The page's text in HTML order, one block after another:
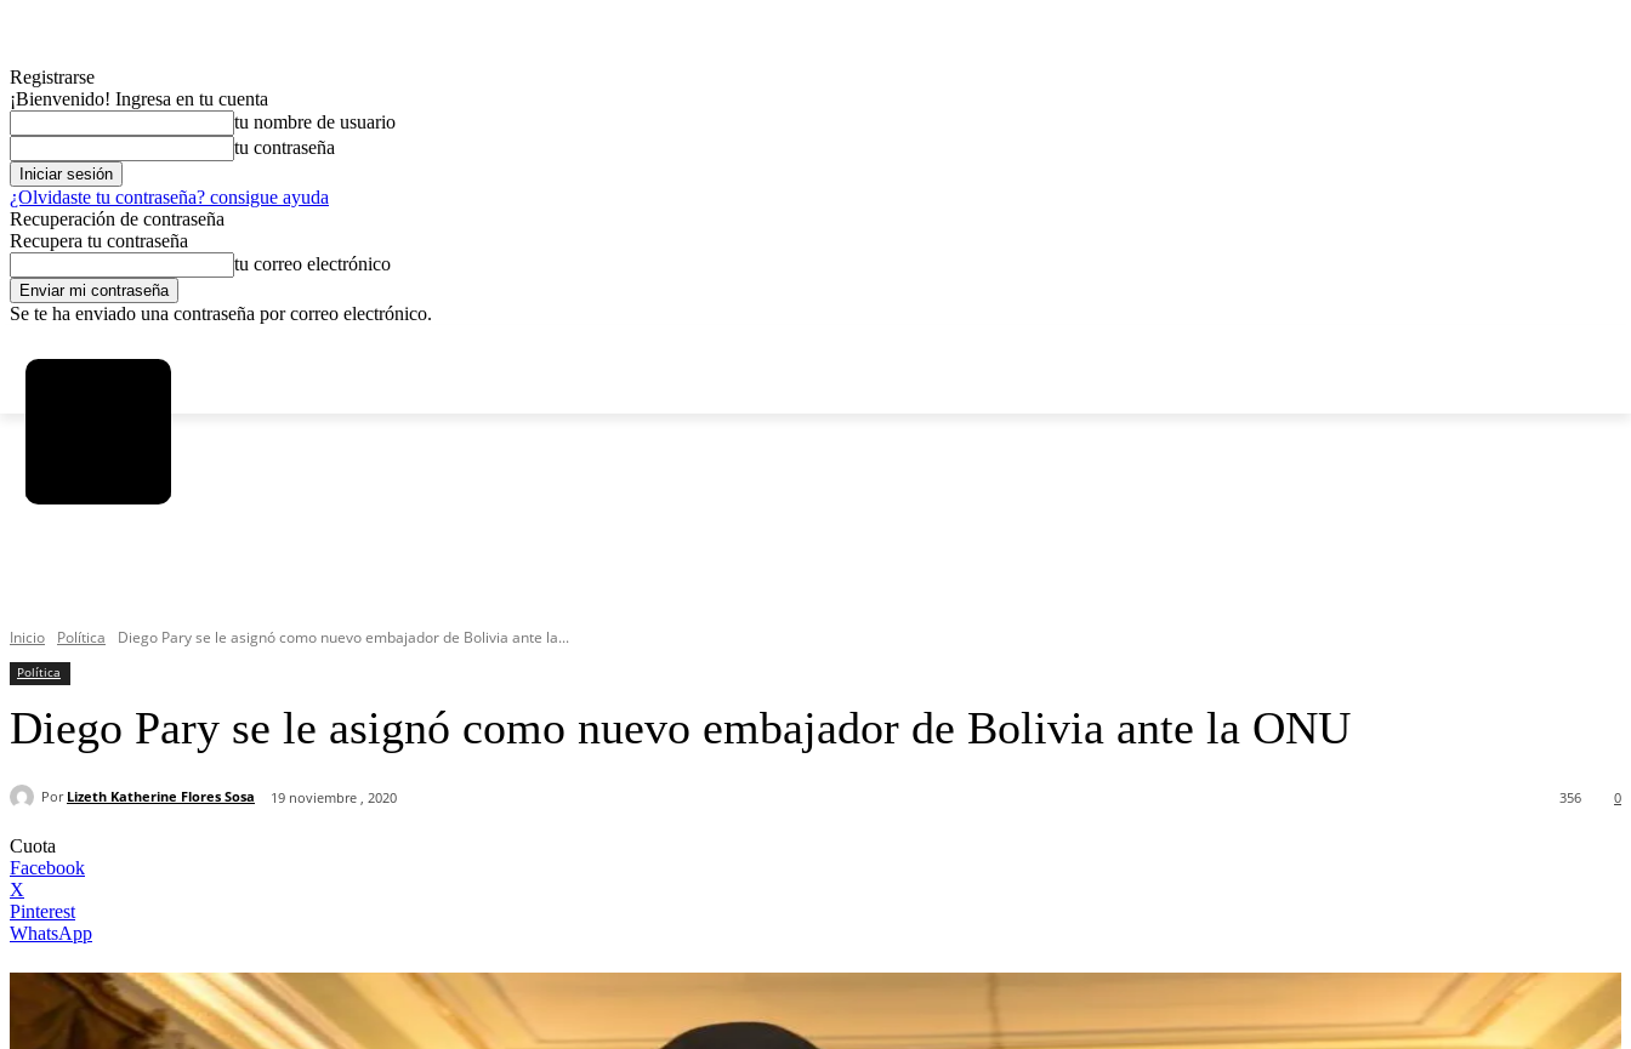
Registrarse
¡Bienvenido! Ingresa en tu cuenta
tu nombre de usuario
tu contraseña
¿Olvidaste tu contraseña? consigue ayuda
Recuperación de contraseña
Recupera tu contraseña
tu correo electrónico
Se te ha enviado una contraseña por correo electrónico.
Inicio Política Diego Pary se le asignó como nuevo embajador de Bolivia ante la...
Política
Diego Pary se le asignó como nuevo embajador de Bolivia ante la ONU
Por Lizeth Katherine Flores Sosa 19 noviembre , 2020 0
356
Cuota
Facebook
X
Pinterest
WhatsApp